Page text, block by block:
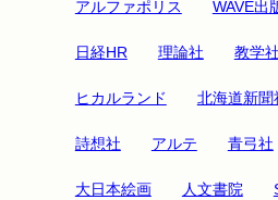
アルファポリス WAVE出
日経HR 理論社 教学社
ヒカルランド 北海道新聞
詩想社 アルテ 青弓社
大日本絵画 人文書院